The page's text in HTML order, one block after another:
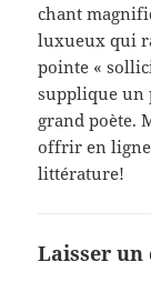
chant
luxueux qui
pointe «
supplique un
grand poète.
offrir en
littérature!
Laisser un